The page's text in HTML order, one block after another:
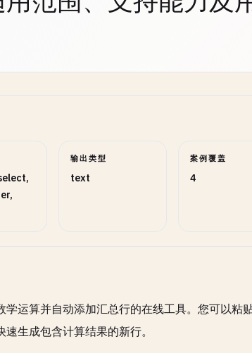
输出类型
text
案例覆盖
4
运算并自动添加汇总行的在线工具。您可以粘
生成包含计算结果的新行。